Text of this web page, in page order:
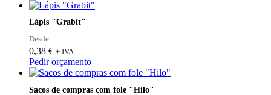
Lápis "Grabit"
Desde:
0,38 € + IVA
Pedir orçamento
Sacos de compras com fole "Hilo"